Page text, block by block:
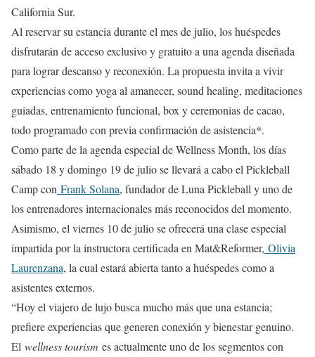
California Sur.
Al reservar su estancia durante el mes de julio, los huéspedes
disfrutarán de acceso exclusivo y gratuito a una agenda diseñada
para lograr descanso y reconexión. La propuesta invita a vivir
experiencias como yoga al amanecer, sound healing, meditaciones
guiadas, entrenamiento funcional, box y ceremonias de cacao,
todo programado con previa confirmación de asistencia*.
Como parte de la agenda especial de Wellness Month, los días
sábado 18 y domingo 19 de julio se llevará a cabo el Pickleball
Camp con Frank Solana, fundador de Luna Pickleball y uno de
los entrenadores internacionales más reconocidos del momento.
Asimismo, el viernes 10 de julio se ofrecerá una clase especial
impartida por la instructora certificada en Mat&Reformer, Olivia
Laurenzana, la cual estará abierta tanto a huéspedes como a
asistentes externos.
“Hoy el viajero de lujo busca mucho más que una estancia;
prefiere experiencias que generen conexión y bienestar genuino.
El wellness tourism es actualmente uno de los segmentos con